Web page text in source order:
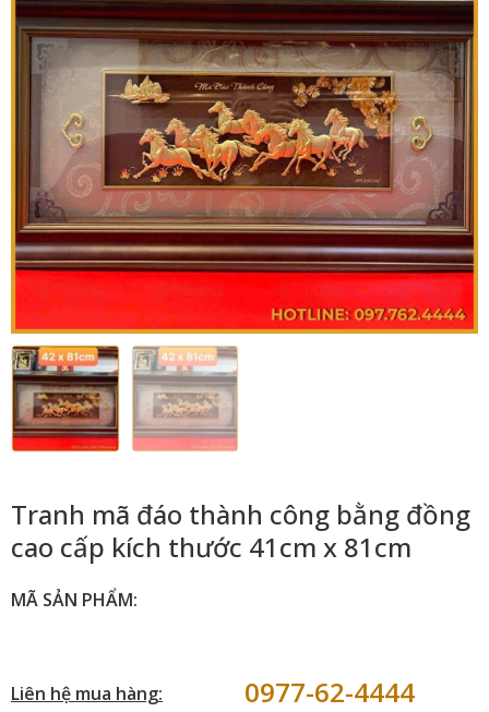
Tranh mã đáo thành công bằng đồng
cao cấp kích thước 41cm x 81cm
MÃ SẢN PHẨM:
Liên hệ mua hàng: 0977-62-4444